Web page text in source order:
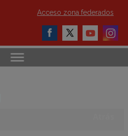
Acceso zona federados